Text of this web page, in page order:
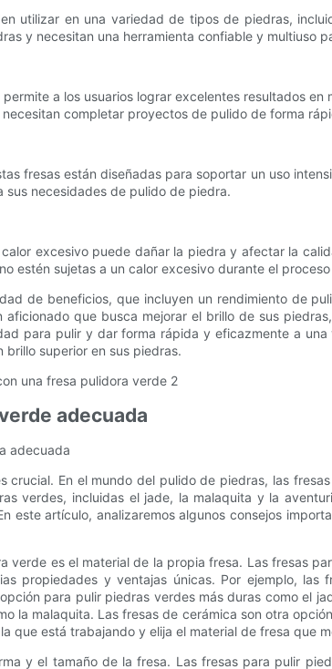
utilizar en una variedad de tipos de piedras,
y necesitan una herramienta confiable y multiuso
a los usuarios lograr excelentes resultados
completar proyectos de pulido de forma
fresas están diseñadas para soportar un uso
sus necesidades de pulido de piedra.
excesivo puede dañar la piedra y afectar la
estén sujetas a un calor excesivo durante el
de beneficios, que incluyen un rendimiento de
que busca mejorar el brillo de sus
para pulir y dar forma rápida y eficazmente a
superior en sus piedras.
adecuada
adecuada
En el mundo del pulido de piedras, las
verdes, incluidas el jade, la malaquita y la
artículo, analizaremos algunos consejos
es el material de la propia fresa. Las fresas
propiedades y ventajas únicas. Por ejemplo,
para pulir piedras verdes más duras como el
la malaquita. Las fresas de cerámica son otra
está trabajando y elija el material de fresa que
y el tamaño de la fresa. Las fresas para pulir